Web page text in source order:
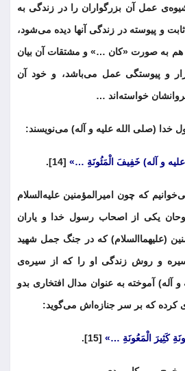
عمل آن بزرگواران را در زندگی به
و پیوسته در زندگی آنها دیده می‌شود،
هم به صورت «کان …» و مشتقات آن بیان
و پیوستگی عمل می‌باشد، و خود آن
خواسته‌اند …
خدا (صلی الله علیه و آله) می‌نویسند:
و آله) خَفِیفَ الْمَئُونَةِ …» [14].
که چون امیرالمؤمنین علیه‌السلام
یکی از اصحاب رسول خدا و یاران
(علیهماالسلام) که در جنگ جمل شهید
و روش زندگی او را که از سیره‌ی
آله) آموخته به عنوان مدال افتخاری بدو
کرده که بر سر جنازه‌اش می‌گوید:
کَثِیرَ الْمَعُونَةِ …» [15].